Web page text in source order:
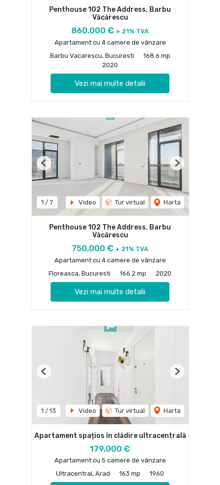
Penthouse 102 The Address, Barbu
Văcărescu
860,000 € + 21% TVA
Apartament cu 4 camere de vânzare
Barbu Vacarescu, Bucuresti
168.6 mp
2020
Vezi mai multe detalii
1 / 7 Video Tur virtual Harta
Previous Next
Penthouse 102 The Address, Barbu
Văcărescu
750,000 € + 21% TVA
Apartament cu 4 camere de vânzare
Floreasca, Bucuresti
166.2 mp 2020
Vezi mai multe detalii
1 / 13 Video Tur virtual Harta
Previous Next
Apartament spațios în clădire ultracentrală
179,000 €
Apartament cu 5 camere de vânzare
Ultracentral, Arad
163 mp 1960